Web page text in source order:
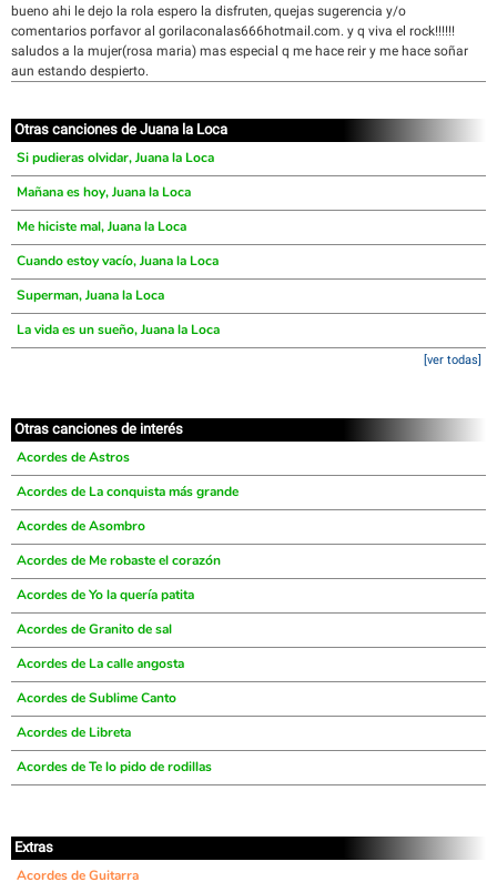
bueno ahi le dejo la rola espero la disfruten, quejas sugerencia y/o
comentarios porfavor al gorilaconalas666hotmail.com. y q viva el rock!!!!!!
saludos a la mujer(rosa maria) mas especial q me hace reir y me hace soñar
aun estando despierto.
Otras canciones de Juana la Loca
Si pudieras olvidar, Juana la Loca
Mañana es hoy, Juana la Loca
Me hiciste mal, Juana la Loca
Cuando estoy vacío, Juana la Loca
Superman, Juana la Loca
La vida es un sueño, Juana la Loca
[ver todas]
Otras canciones de interés
Acordes de Astros
Acordes de La conquista más grande
Acordes de Asombro
Acordes de Me robaste el corazón
Acordes de Yo la quería patita
Acordes de Granito de sal
Acordes de La calle angosta
Acordes de Sublime Canto
Acordes de Libreta
Acordes de Te lo pido de rodillas
Extras
Acordes de Guitarra